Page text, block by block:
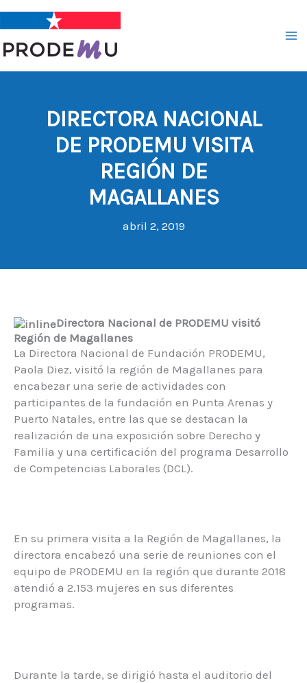
contenido
DIRECTORA NACIONAL
DE PRODEMU VISITA
REGIÓN DE
MAGALLANES
abril 2, 2019
Directora Nacional de PRODEMU visitó
Región de Magallanes
La Directora Nacional de Fundación PRODEMU,
Paola Diez, visitó la región de Magallanes para
encabezar una serie de actividades con
participantes de la fundación en Punta Arenas y
Puerto Natales, entre las que se destacan la
realización de una exposición sobre Derecho y
Familia y una certificación del programa Desarrollo
de Competencias Laborales (DCL).
En su primera visita a la Región de Magallanes, la
directora encabezó una serie de reuniones con el
equipo de PRODEMU en la región que durante 2018
atendió a 2.153 mujeres en sus diferentes
programas.
Durante la tarde, se dirigió hasta el auditorio del